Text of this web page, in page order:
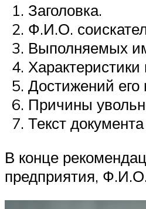
Заголовка.
Ф.И.О.
Выполняемых
Достижений его
Причины
Текст
В конце
предприятия,